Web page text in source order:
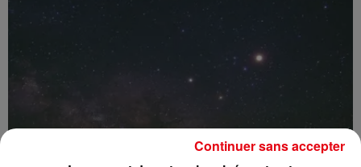
Continuer sans accepter